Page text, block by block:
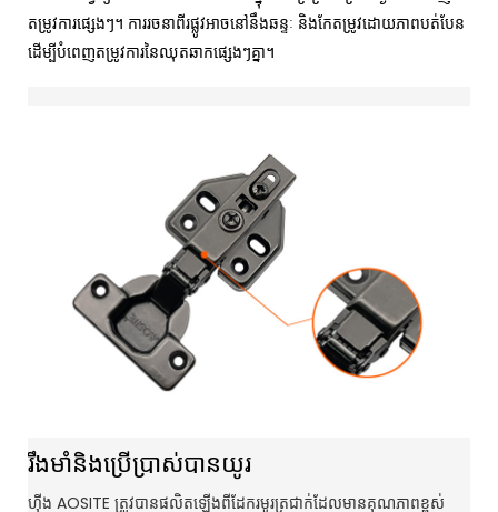
តម្រូវការផ្សេងៗ។ ការរចនាពីរផ្លូវអាចនៅនឹងឆន្ទៈ និងកែតម្រូវដោយភាពបត់បែន
ដើម្បីបំពេញតម្រូវការនៃឈុតឆាកផ្សេងៗគ្នា។
រឹងមាំនិងប្រើប្រាស់បានយូរ
ហ៊ីង AOSITE ត្រូវបានផលិតឡើងពីដែករមូរត្រជាក់ដែលមានគុណភាពខ្ពស់